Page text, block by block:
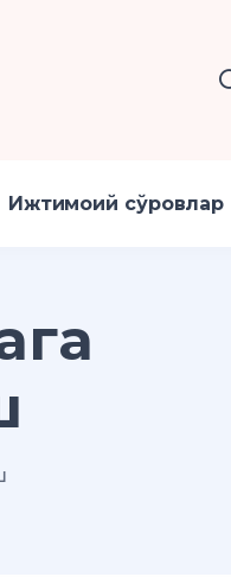
Ижтимоий сўровлар